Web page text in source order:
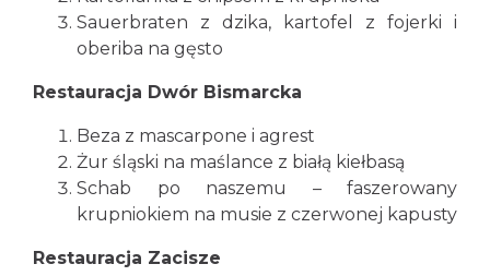
Sauerbraten z dzika, kartofel z fojerki i
oberiba na gęsto
Restauracja Dwór Bismarcka
Beza z mascarpone i agrest
Żur śląski na maślance z białą kiełbasą
Schab po naszemu – faszerowany
krupniokiem na musie z czerwonej kapusty
Restauracja Zacisze